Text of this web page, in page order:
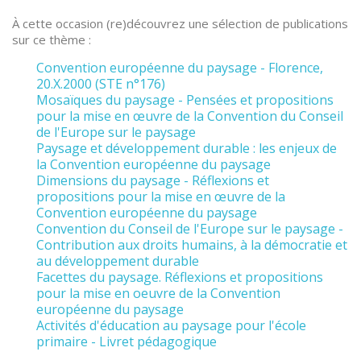
À cette occasion (re)découvrez une sélection de publications
sur ce thème :
Convention européenne du paysage - Florence,
20.X.2000 (STE n°176)
Mosaïques du paysage - Pensées et propositions
pour la mise en œuvre de la Convention du Conseil
de l'Europe sur le paysage
Paysage et développement durable : les enjeux de
la Convention européenne du paysage
Dimensions du paysage - Réflexions et
propositions pour la mise en œuvre de la
Convention européenne du paysage
Convention du Conseil de l'Europe sur le paysage -
Contribution aux droits humains, à la démocratie et
au développement durable
Facettes du paysage. Réflexions et propositions
pour la mise en oeuvre de la Convention
européenne du paysage
Activités d'éducation au paysage pour l'école
primaire - Livret pédagogique